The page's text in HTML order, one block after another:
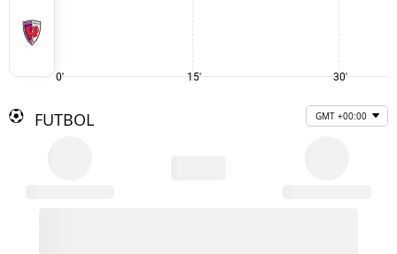
0' 15' 30'
FUTBOL GMT +00:00